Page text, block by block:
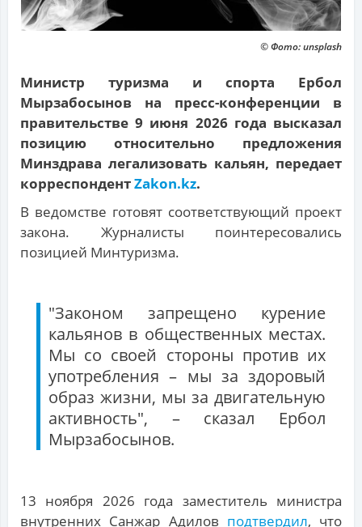
© Фото: unsplash
Министр туризма и спорта Ербол
Мырзабосынов на пресс-конференции в
правительстве 9 июня 2026 года высказал
позицию относительно предложения
Минздрава легализовать кальян, передает
корреспондентZakon.kz.
В ведомстве готовят соответствующий проект
закона. Журналисты поинтересовались
позицией Минтуризма.
"Законом запрещено курение
кальянов в общественных местах.
Мы со своей стороны против их
употребления – мы за здоровый
образ жизни, мы за двигательную
активность", – сказал Ербол
Мырзабосынов.
13 ноября 2026 года заместитель министра
внутренних Санжар Адилов подтвердил, что